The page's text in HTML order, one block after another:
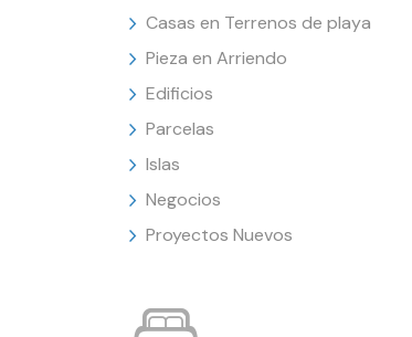
Casas en Terrenos de playa
Pieza en Arriendo
Edificios
Parcelas
Islas
Negocios
Proyectos Nuevos